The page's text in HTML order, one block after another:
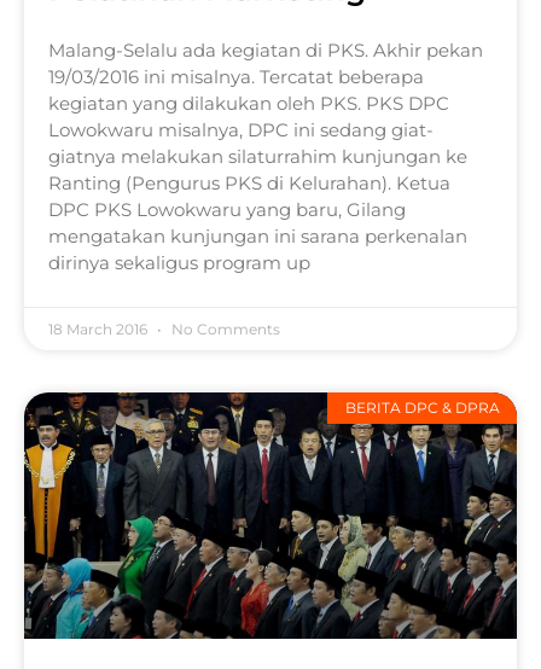
Malang-Selalu ada kegiatan di PKS. Akhir pekan
19/03/2016 ini misalnya. Tercatat beberapa
kegiatan yang dilakukan oleh PKS. PKS DPC
Lowokwaru misalnya, DPC ini sedang giat-
giatnya melakukan silaturrahim kunjungan ke
Ranting (Pengurus PKS di Kelurahan). Ketua
DPC PKS Lowokwaru yang baru, Gilang
mengatakan kunjungan ini sarana perkenalan
dirinya sekaligus program up
18 March 2016 No Comments
BERITA DPC & DPRA